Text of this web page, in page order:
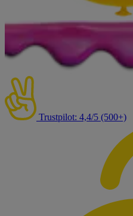
Trustpilot: 4,4/5 (500+)